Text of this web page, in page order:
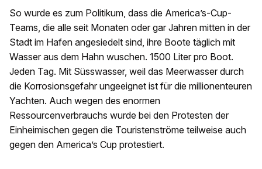
So wurde es zum Politikum, dass die America’s-Cup-
Teams, die alle seit Monaten oder gar Jahren mitten in der
Stadt im Hafen angesiedelt sind, ihre Boote täglich mit
Wasser aus dem Hahn wuschen. 1500 Liter pro Boot.
Jeden Tag. Mit Süsswasser, weil das Meerwasser durch
die Korrosionsgefahr ungeeignet ist für die millionenteuren
Yachten. Auch wegen des enormen
Ressourcenverbrauchs wurde bei den Protesten der
Einheimischen gegen die Touristenströme teilweise auch
gegen den America’s Cup protestiert.